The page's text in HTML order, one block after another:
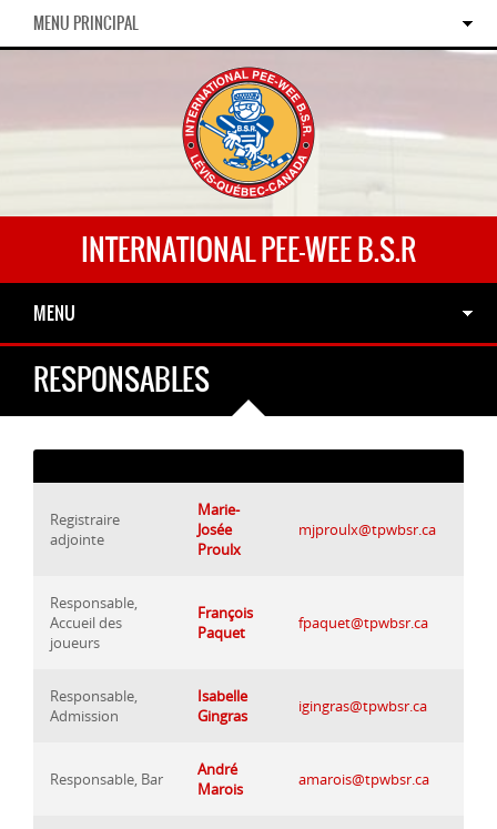
MENU PRINCIPAL
INTERNATIONAL PEE-WEE B.S.R
MENU
RESPONSABLES
Registraire
adjointe
Marie-
Josée
Proulx
mjproulx@tpwbsr.ca
Responsable,
Accueil des
joueurs
François
Paquet
fpaquet@tpwbsr.ca
Responsable,
Admission
Isabelle
Gingras
igingras@tpwbsr.ca
Responsable, Bar
André
Marois
amarois@tpwbsr.ca